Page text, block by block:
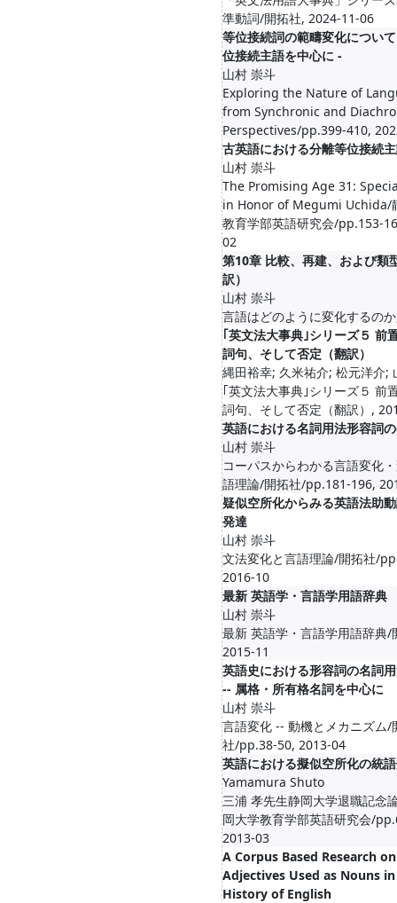
準動詞/開拓社, 2024-11-06
等位接続詞の範疇変化につい
位接続主語を中心に -
山村 崇斗
Exploring the Nature of
from Synchronic and
Perspectives/pp.399-410,
古英語における分離等位接続
山村 崇斗
The Promising Age 31:
in Honor of Megumi Uchida/
教育学部英語研究会/pp.153-
02
第10章 比較、再建、および類
訳）
山村 崇斗
言語はどのように変化するの
｢英文法大事典｣シリーズ５ 前
詞句、そして否定（翻訳）
縄田裕幸; 久米祐介; 松元洋介;
｢英文法大事典｣シリーズ５ 前
詞句、そして否定（翻訳）,
英語における名詞用法形容詞
山村 崇斗
コーパスからわかる言語変化
語理論/開拓社/pp.181-196,
疑似空所化からみる英語法助
発達
山村 崇斗
文法変化と言語理論/開拓社/
2016-10
最新 英語学・言語学用語辞典
山村 崇斗
最新 英語学・言語学用語辞典/
2015-11
英語史における形容詞の名詞
-- 属格・所有格名詞を中心に
山村 崇斗
言語変化 -- 動機とメカニズム/
社/pp.38-50, 2013-04
英語における擬似空所化の統
Yamamura Shuto
三浦 孝先生静岡大学退職記念
岡大学教育学部英語研究会/
2013-03
A Corpus Based Research on
Adjectives Used as Nouns
History of English